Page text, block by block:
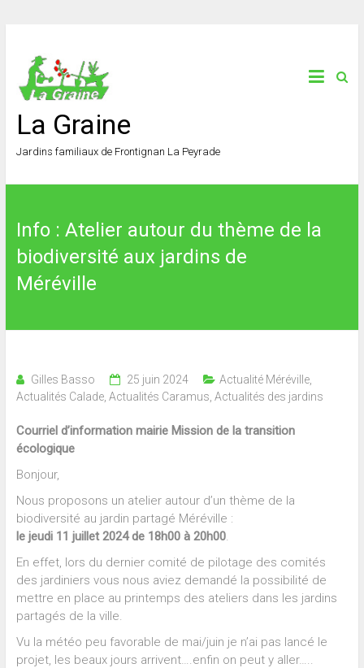
La Graine
Jardins familiaux de Frontignan La Peyrade
Info : Atelier autour du thème de la
biodiversité aux jardins de
Méréville
Gilles Basso 25 juin 2024 Actualité Méréville,
Actualités Calade, Actualités Caramus Actualités des jardins
Courriel d’information mairie Mission de la transition
écologique
Bonjour,
Nous proposons un atelier autour d’un thème de la
biodiversité au jardin partagé Méréville :
le jeudi 11 juillet 2024 de 18h00 à 20h00.
En effet, lors du dernier comité de pilotage des comités
des jardiniers vous nous aviez demandé la possibilité de
mettre en place au printemps des ateliers dans les jardins
partagés de la ville.
Vu la météo peu favorable de mai/juin je n’ai pas lancé le
projet, les beaux jours arrivent….enfin on peut y aller…..